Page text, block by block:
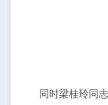
同时梁桂玲同